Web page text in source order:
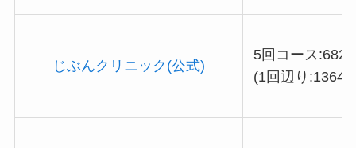
じぶんクリニック(公式)
5回コース
(1回辺り